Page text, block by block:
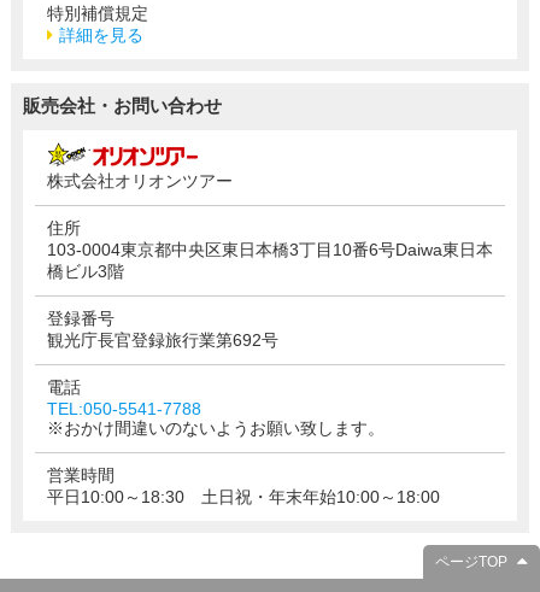
特別補償規定
詳細を見る
販売会社・お問い合わせ
株式会社オリオンツアー
住所
103-0004東京都中央区東日本橋3丁目10番6号Daiwa東日本
橋ビル3階
登録番号
観光庁長官登録旅行業第692号
電話
TEL:050-5541-7788
※おかけ間違いのないようお願い致します。
営業時間
平日10:00～18:30 土日祝・年末年始10:00～18:00
ページTOP